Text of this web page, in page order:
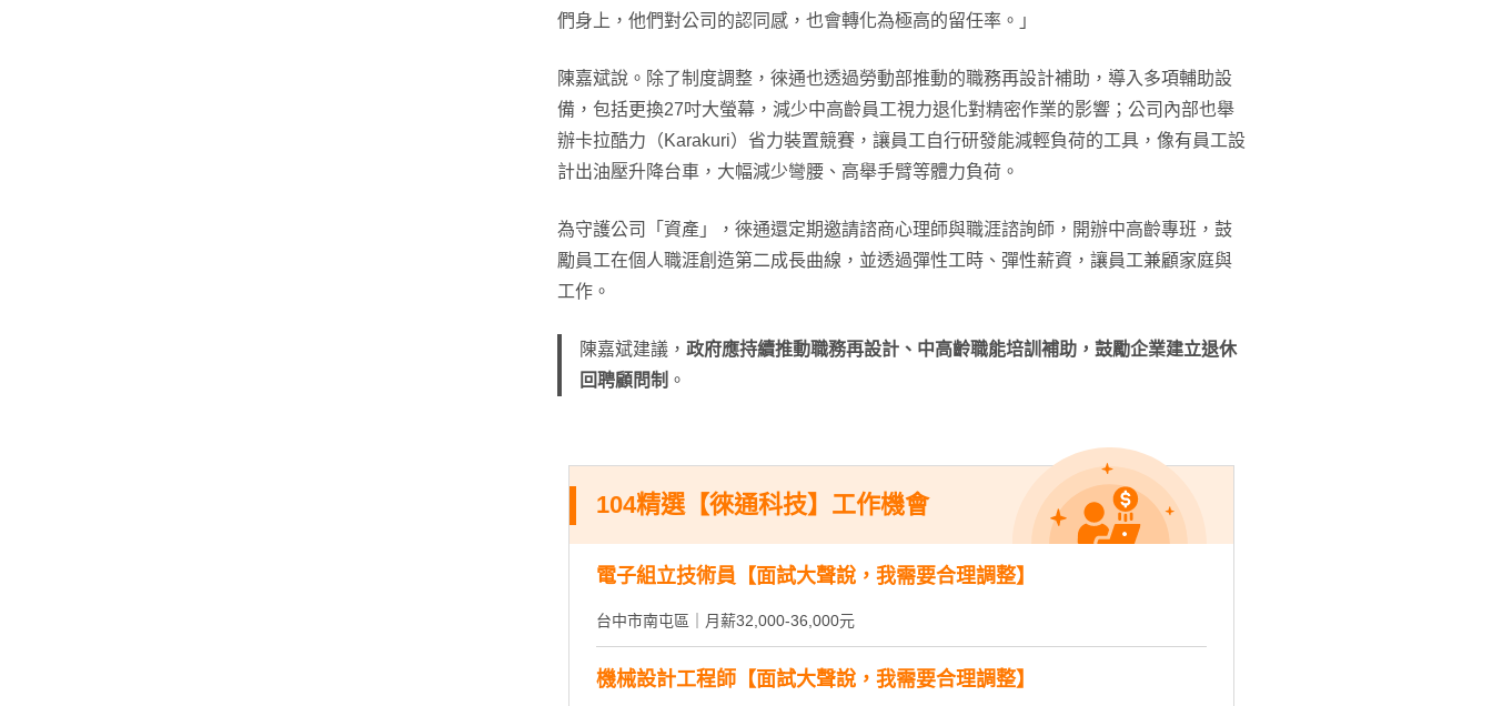
們身上，他們對公司的認同感，也會轉化為極高的留任率。」
陳嘉斌說。除了制度調整，徠通也透過勞動部推動的職務再設計補助，導入多項輔助設
備，包括更換27吋大螢幕，減少中高齡員工視力退化對精密作業的影響；公司內部也舉
辦卡拉酷力（Karakuri）省力裝置競賽，讓員工自行研發能減輕負荷的工具，像有員工設
計出油壓升降台車，大幅減少彎腰、高舉手臂等體力負荷。
為守護公司「資產」，徠通還定期邀請諮商心理師與職涯諮詢師，開辦中高齡專班，鼓
勵員工在個人職涯創造第二成長曲線，並透過彈性工時、彈性薪資，讓員工兼顧家庭與
工作。
陳嘉斌建議， 政府應持續推動職務再設計、中高齡職能培訓補助，鼓勵企業建立退休
回聘顧問制 。
104精選【徠通科技】工作機會
電子組立技術員【面試大聲說，我需要合理調整】
台中市南屯區｜月薪32,000-36,000元
機械設計工程師【面試大聲說，我需要合理調整】